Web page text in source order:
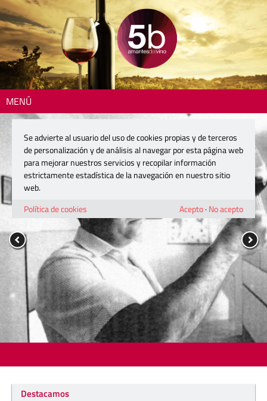
MENÚ
Destacamos
Se advierte al usuario del uso de cookies propias y de terceros
de personalización y de análisis al navegar por esta página web
para mejorar nuestros servicios y recopilar información
estrictamente estadística de la navegación en nuestro sitio
web.
Política de cookies
Acepto· No acepto